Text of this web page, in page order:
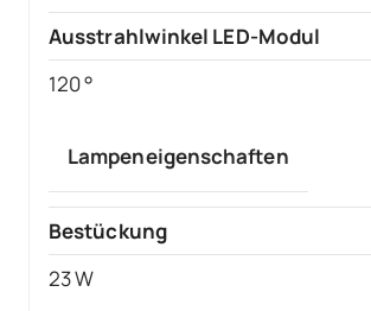
Ausstrahlwinkel LED-Modul
120 °
Lampeneigenschaften
Bestückung
23 W